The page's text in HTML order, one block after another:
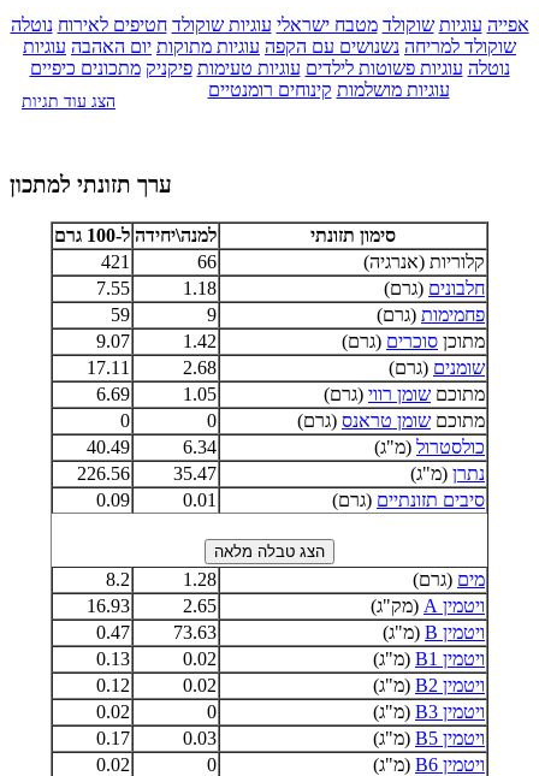
אפייה עוגיות שוקולד מטבח ישראלי עוגיות שוקולד חטיפים לאירוח נוטלה
שוקולד למריחה נשנושים עם הקפה עוגיות מתוקות יום האהבה עוגיות
נוטלה עוגיות פשוטות לילדים עוגיות טעימות פיקניק מתכונים כיפיים
עוגיות מושלמות קינוחים רומנטיים
הצג עוד תגיות
ערך תזונתי למתכון
סימון תזונתי למנה\יחידה ל-100 גרם
קלוריות (אנרגיה)
66
421
חלבונים (גרם) 1.18
7.55
פחמימות (גרם) 9
59
מתוכן סוכרים (גרם) 1.42
9.07
שומנים (גרם) 2.68
17.11
מתוכם שומן רווי (גרם) 1.05
6.69
מתוכם שומן טראנס (גרם) 0
0
כולסטרול (מ"ג) 6.34
40.49
נתרן (מ"ג) 35.47
226.56
סיבים תזונתיים (גרם) 0.01
0.09
מים (גרם) 1.28
8.2
ויטמין A
(מק"ג) 2.65
16.93
ויטמין B
(מ"ג) 73.63
0.47
ויטמין B1
(מ"ג) 0.02
0.13
ויטמין B2
(מ"ג) 0.02
0.12
ויטמין B3
(מ"ג) 0
0.02
ויטמין B5
(מ"ג) 0.03
0.17
ויטמין B6
(מ"ג) 0
0.02